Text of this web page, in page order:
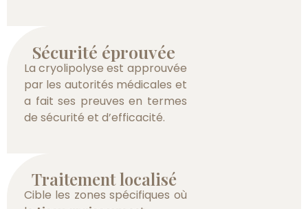
Sécurité éprouvée
La cryolipolyse est approuvée
par les autorités médicales et
a fait ses preuves en termes
de sécurité et d’efficacité.
Traitement localisé
Cible les zones spécifiques où